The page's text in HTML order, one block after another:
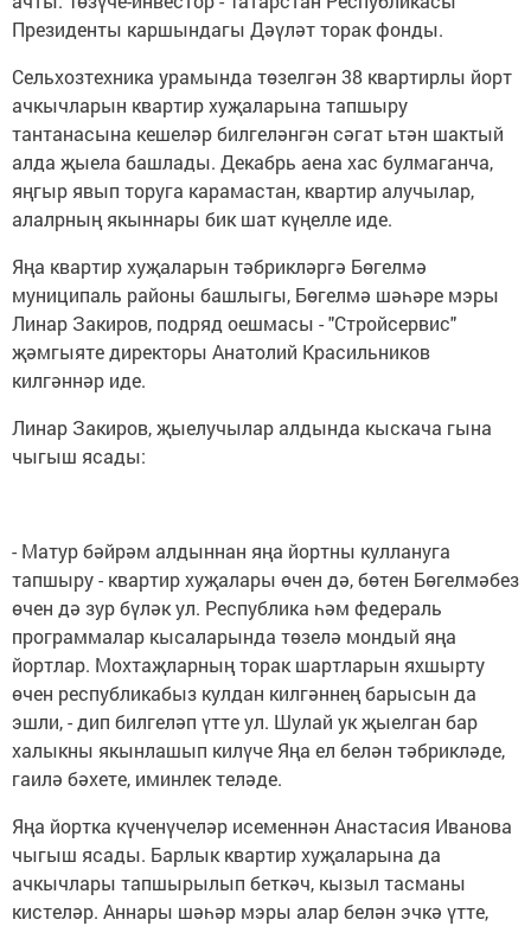
Президенты каршындагы Дәүләт торак фонды.
Сельхозтехника урамында төзелгән 38 квартирлы йорт
ачкычларын квартир хуҗаларына тапшыру
тантанасына кешеләр билгеләнгән сәгат ьтән шактый
алда җыела башлады. Декабрь аена хас булмаганча,
яңгыр явып торуга карамастан, квартир алучылар,
алалрның якыннары бик шат күңелле иде.
Яңа квартир хуҗаларын тәбрикләргә Бөгелмә
муниципаль районы башлыгы, Бөгелмә шәһәре мэры
Линар Закиров, подряд оешмасы - "Стройсервис"
җәмгыяте директоры Анатолий Красильников
килгәннәр иде.
Линар Закиров, җыелучылар алдында кыскача гына
чыгыш ясады:
- Матур бәйрәм алдыннан яңа йортны куллануга
тапшыру - квартир хуҗалары өчен дә, бөтен Бөгелмәбез
өчен дә зур бүләк ул. Республика һәм федераль
программалар кысаларында төзелә мондый яңа
йортлар. Мохтаҗларның торак шартларын яхшырту
өчен республикабыз кулдан килгәннең барысын да
эшли, - дип билгеләп үтте ул. Шулай ук җыелган бар
халыкны якынлашып килүче Яңа ел белән тәбрикләде,
гаилә бәхете, иминлек теләде.
Яңа йортка күченүчеләр исеменнән Анастасия Иванова
чыгыш ясады. Барлык квартир хуҗаларына да
ачкычлары тапшырылып беткәч, кызыл тасманы
кистеләр. Аннары шәһәр мэры алар белән эчкә үтте,